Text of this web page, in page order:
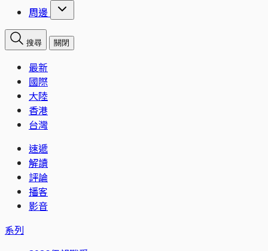
周邊
搜尋 關閉
最新
國際
大陸
香港
台灣
速遞
解讀
評論
播客
影音
系列